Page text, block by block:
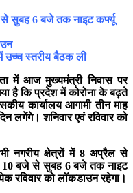
सुबह 6 बजे तक नाइट कर्फ्यू
उच्च स्तरीय बैठक ली
में आज मुख्यमंत्री निवास पर
है कि प्रदेश में कोरोना के बढ़ते
कार्यालय आगामी तीन माह
लगेंगे। शनिवार एवं रविवार को
नगरीय क्षेत्रों में 8 अप्रैल से
10 बजे से सुबह 6 बजे तक नाइट
रविवार को लॉकडाउन रहेगा।